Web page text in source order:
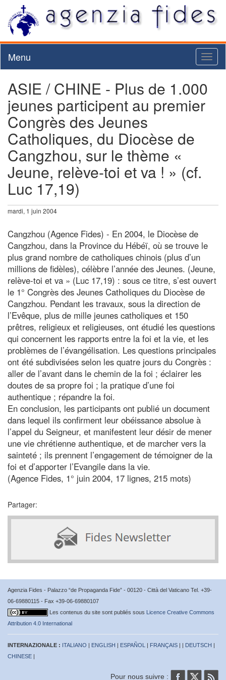
Menu
ASIE / CHINE - Plus de 1.000
jeunes participent au premier
Congrès des Jeunes
Catholiques, du Diocèse de
Cangzhou, sur le thème «
Jeune, relève-toi et va ! » (cf.
Luc 17,19)
mardi, 1 juin 2004
Cangzhou (Agence Fides) - En 2004, le Diocèse de
Cangzhou, dans la Province du Hébéï, où se trouve le
plus grand nombre de catholiques chinois (plus d’un
millions de fidèles), célèbre l’année des Jeunes. (Jeune,
relève-toi et va » (Luc 17,19) : sous ce titre, s’est ouvert
le 1° Congrès des Jeunes Catholiques du Diocèse de
Cangzhou. Pendant les travaux, sous la direction de
l’Evêque, plus de mille jeunes catholiques et 150
prêtres, religieux et religieuses, ont étudié les questions
qui concernent les rapports entre la foi et la vie, et les
problèmes de l’évangélisation. Les questions principales
ont été subdivisées selon les quatre jours du Congrès :
aller de l’avant dans le chemin de la foi ; éclairer les
doutes de sa propre foi ; la pratique d’une foi
authentique ; répandre la foi.
En conclusion, les participants ont publié un document
dans lequel ils confirment leur obéissance absolue à
l’appel du Seigneur, et manifestent leur désir de mener
une vie chrétienne authentique, et de marcher vers la
sainteté ; ils prennent l’engagement de témoigner de la
foi et d’apporter l’Evangile dans la vie.
(Agence Fides, 1° juin 2004, 17 lignes, 215 mots)
Partager:
Agenzia Fides - Palazzo “de Propaganda Fide” - 00120 - Città del Vaticano Tel. +39-
06-69880115 - Fax +39-06-69880107
Les contenus du site sont publiés sous Licence Creative Commons
Attribution 4.0 International
INTERNAZIONALE : ITALIANO | ENGLISH | ESPAÑOL | FRANÇAIS | | DEUTSCH |
CHINESE |
Pour nous suivre :